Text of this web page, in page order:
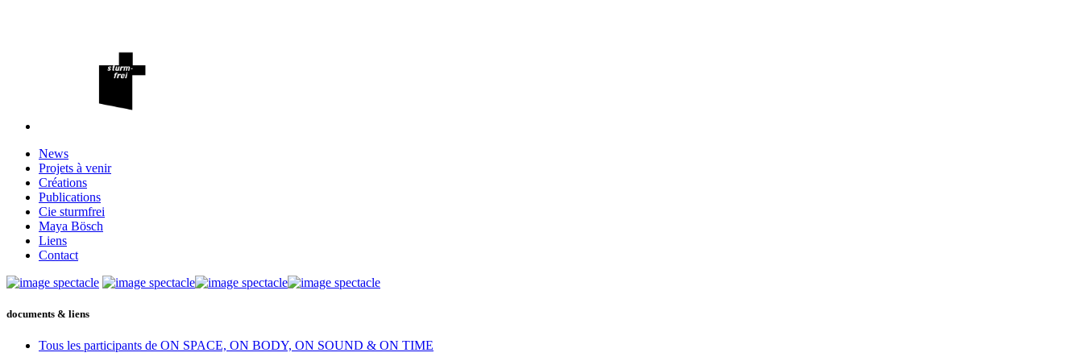
News
Projets à venir
Créations
Publications
Cie sturmfrei
Maya Bösch
Liens
Contact
documents & liens
Tous les participants de ON SPACE, ON BODY, ON SOUND & ON TIME